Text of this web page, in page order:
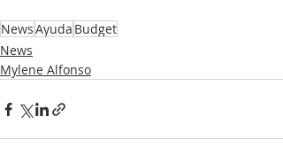
NewsAyuda Budget
News
Mylene Alfonso